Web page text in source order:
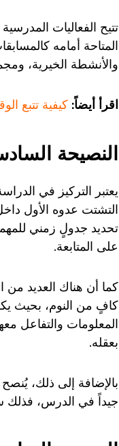
تتيح الفعاليات
المتاحة أمامه
والأنشطة الخيرية،
اقرأ أيضاً: كيفية تتبع
النصيحة
يعتبر التركيز في
التشتت عدوه الأول
تحديد جدولٍ زمني
على المتابعة.
كما أن هناك العديد
كافٍ من النوم، بحيث
المعلومات والتفاعل
بعقله.
بالإضافة إلى ذلك،
جيداً في الدرس، فذلك